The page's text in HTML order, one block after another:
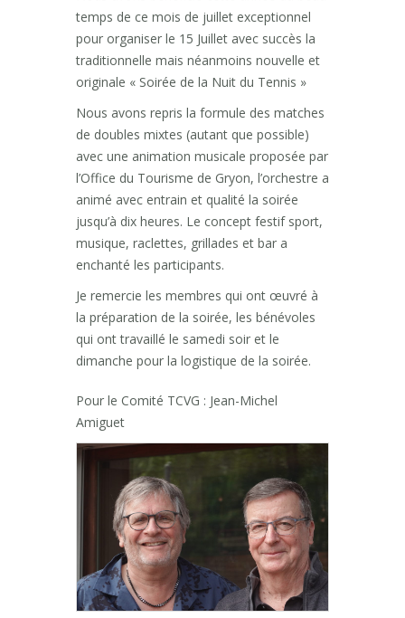
temps de ce mois de juillet exceptionnel
pour organiser le 15 Juillet avec succès la
traditionnelle mais néanmoins nouvelle et
originale « Soirée de la Nuit du Tennis »
Nous avons repris la formule des matches
de doubles mixtes (autant que possible)
avec une animation musicale proposée par
l’Office du Tourisme de Gryon, l’orchestre a
animé avec entrain et qualité la soirée
jusqu’à dix heures. Le concept festif sport,
musique, raclettes, grillades et bar a
enchanté les participants.
Je remercie les membres qui ont œuvré à
la préparation de la soirée, les bénévoles
qui ont travaillé le samedi soir et le
dimanche pour la logistique de la soirée.
Pour le Comité TCVG : Jean-Michel
Amiguet